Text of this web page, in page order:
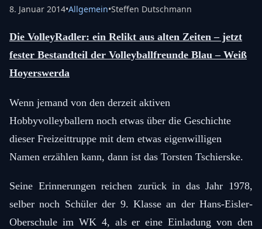
8. Januar 2014•Allgemein•Steffen Dutschmann
Die VolleyRadler: ein Relikt aus alten Zeiten – jetzt
fester Bestandteil der Volleyballfreunde Blau – Weiß
Hoyerswerda
Wenn jemand von den derzeit aktiven
Hobbyvolleyballern noch etwas über die Geschichte
dieser Freizeittruppe mit dem etwas eigenwilligen
Namen erzählen kann, dann ist das Torsten Tschierske.
Seine Erinnerungen reichen zurück in das Jahr 1978,
selber noch Schüler der 9. Klasse an der Hans-Eisler-
Oberschule im WK 4, als er eine Einladung von den